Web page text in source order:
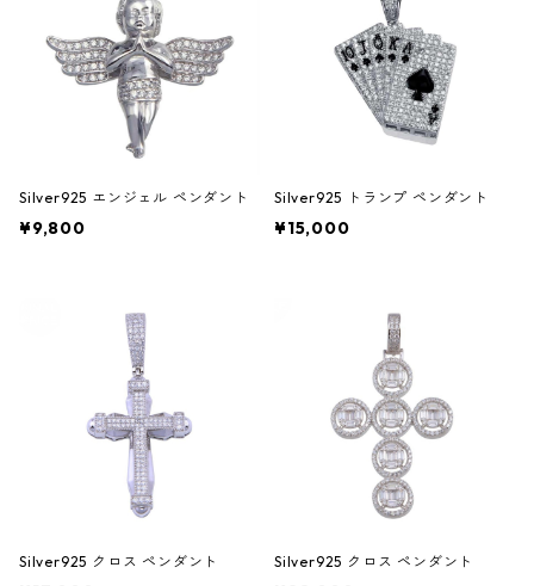
Silver925 エンジェル ペンダント
¥9,800
Silver925 トランプ ペンダント
¥15,000
Silver925 クロス ペンダント Silver925 クロス ペンダント